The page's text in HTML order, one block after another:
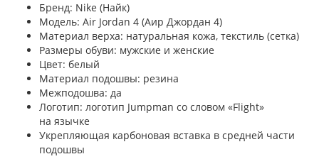
Бренд: Nike (Найк)
Модель: Air Jordan 4 (Аир Джордан 4)
Материал верха: натуральная кожа, текстиль (сетка)
Размеры обуви: мужские и женские
Цвет: белый
Материал подошвы: резина
Межподошва: да
Логотип: логотип Jumpman со словом «Flight»
на язычке
Укрепляющая карбоновая вставка в средней части
подошвы